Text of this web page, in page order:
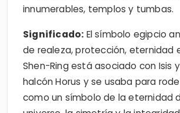
innumerables, templos y tumbas.
Significado: El símbolo egipcio
de realeza, protección, eternidad
Shen-Ring está asociado con Isis
halcón Horus y se usaba para
como un símbolo de la eternidad